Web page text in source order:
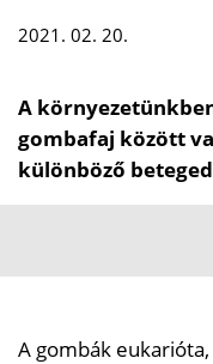
2021. 02. 20.
A
gombafaj között
különböző
A gombák